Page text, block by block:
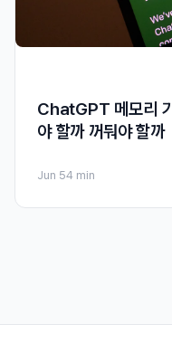
ChatGPT 메모리
야 할까 꺼둬야 할까
Jun 54 min